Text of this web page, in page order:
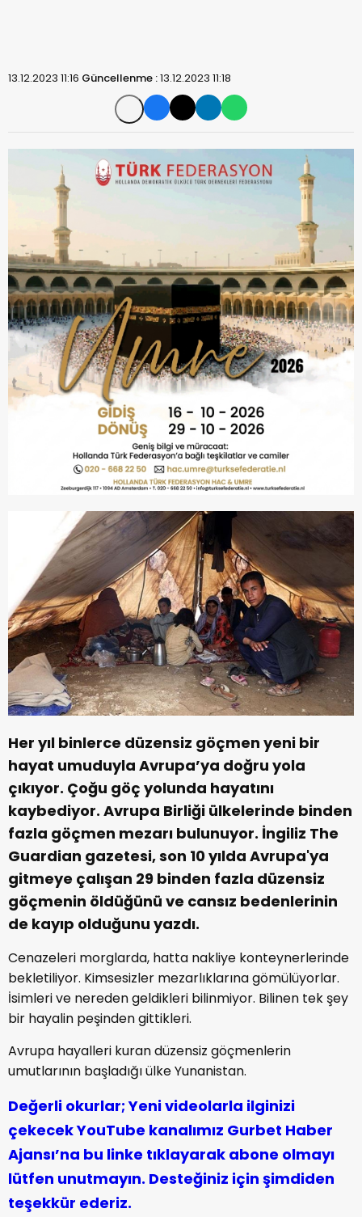
13.12.2023 11:16 Güncellenme :13.12.2023 11:18
Her yıl binlerce düzensiz göçmen yeni bir
hayat umuduyla Avrupa’ya doğru yola
çıkıyor. Çoğu göç yolunda hayatını
kaybediyor. Avrupa Birliği ülkelerinde binden
fazla göçmen mezarı bulunuyor. İngiliz The
Guardian gazetesi, son 10 yılda Avrupa'ya
gitmeye çalışan 29 binden fazla düzensiz
göçmenin öldüğünü ve cansız bedenlerinin
de kayıp olduğunu yazdı.
Cenazeleri morglarda, hatta nakliye konteynerlerinde
bekletiliyor. Kimsesizler mezarlıklarına gömülüyorlar.
İsimleri ve nereden geldikleri bilinmiyor. Bilinen tek şey
bir hayalin peşinden gittikleri.
Avrupa hayalleri kuran düzensiz göçmenlerin
umutlarının başladığı ülke Yunanistan.
Değerli okurlar; Yeni videolarla ilginizi
çekecek YouTube kanalımız Gurbet Haber
Ajansı’na bu linke tıklayarak abone olmayı
lütfen unutmayın. Desteğiniz için şimdiden
teşekkür ederiz.